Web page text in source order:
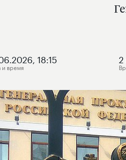
18:15
и время
2